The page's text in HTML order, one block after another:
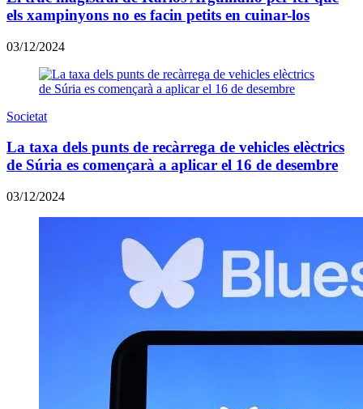
els xampinyons no es facin petits en cuinar-los
03/12/2024
Societat
La taxa dels punts de recàrrega de vehicles elèctrics
de Súria es començarà a aplicar el 16 de desembre
03/12/2024